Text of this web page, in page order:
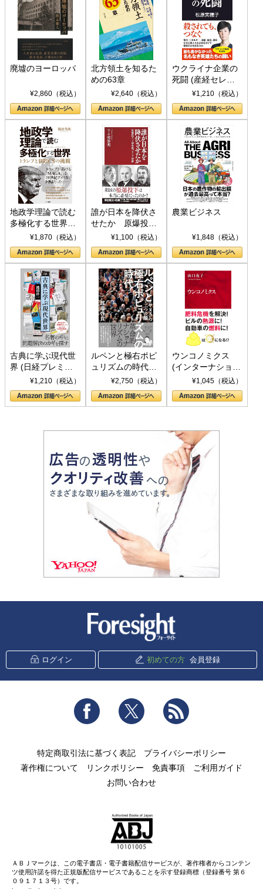
廃墟のヨーロッパ
¥2,860（税込）
北方領土を知るた
めの63章
¥2,640（税込）
ウクライナ企業の
死闘 (産経セレク
ト S 039)¥1,210（税込）
地政学理論で読む
多極化する世界：
トランプとBRICS
の挑戦
¥1,870（税込）
誰が日本を降伏さ
せたか 原爆投
下、ソ連参戦、そ
して聖断 (PHP新
書)
¥1,100（税込）
農業ビジネス
¥1,848（税込）
古典に学ぶ現代世
界 (日経プレミア
シリーズ)¥1,210（税込）
ルペンと極右ポピ
ュリズムの時代：
〈ヤヌス〉の二つ
の顔
¥2,750（税込）
ウンコノミクス
(インターナショナ
ル新書)¥1,045（税込）
ログイン 初めての方 会員登録
Facebook Twitter
特定商取引法に基づく表記
プライバシーポリシー
著作権について
リンクポリシー 免責事項
ご利用ガイド
お問い合わせ
ＡＢＪマークは、この電子書店・電子書籍配信サービスが、著作権者からコンテン
ツ使用許諾を得た正規版配信サービスであることを示す登録商標（登録番号 第６
０９１７１３号）です。